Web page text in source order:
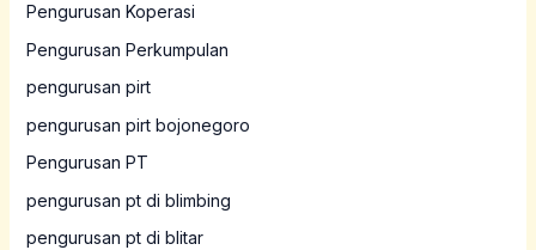
Pengurusan Koperasi
Pengurusan Perkumpulan
pengurusan pirt
pengurusan pirt bojonegoro
Pengurusan PT
pengurusan pt di blimbing
pengurusan pt di blitar